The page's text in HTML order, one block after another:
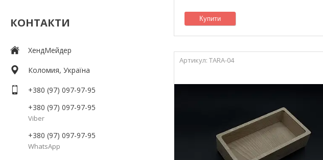
КОНТАКТИ
ХендМейдер
Коломия, Україна
+380 (97) 097-97-95
+380 (97) 097-97-95
Viber
+380 (97) 097-97-95
WhatsApp
Купити
TARA-04